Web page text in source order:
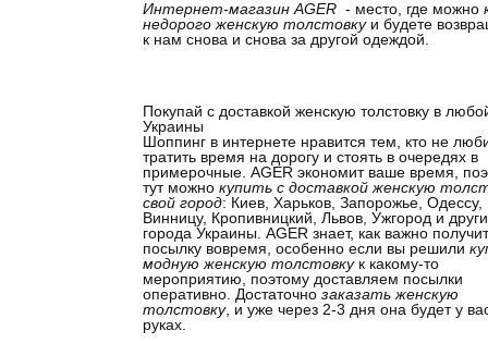
Интернет-магазин AGER - место, где можно
недорого женскую толстовкуи будете
к нам снова и снова за другой одеждой.
Покупай с доставкой женскую толстовку в
Украины
Шоппинг в интернете нравится тем, кто не
тратить время на дорогу и стоять в очередях в
примерочные. AGER экономит ваше время,
тут можно купить с доставкой женскую
свой город: Киев, Харьков, Запорожье, Одессу,
Винницу, Кропивницкий, Львов, Ужгород и
города Украины. AGER знает, как важно
посылку вовремя, особенно если вы решили
модную женскую толстовкук какому-то
мероприятию, поэтому доставляем посылки
оперативно. Достаточно заказать женскую
толстовку, и уже через 2-3 дня она будет у
руках.